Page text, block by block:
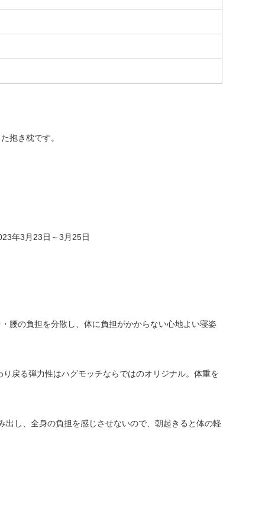
抱き枕です。
年3月23日～3月25日
腰の負担を分散し、体に負担がかからない心地よい寝姿
戻る弾力性はハグモッチならではのオリジナル。体重を
し、全身の負担を感じさせないので、朝起きると体の軽